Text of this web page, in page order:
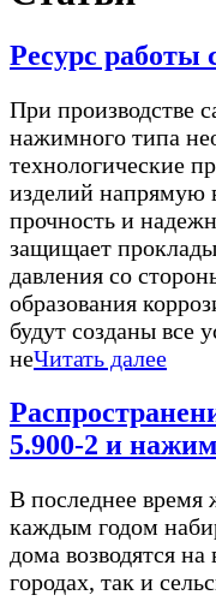
Ресурс работы
При производстве
нажимного типа
технологические
изделий напрямую
прочность и
защищает
давления со
образования
будут созданы все
неЧитать далее
5.900-2 и
В последнее время
каждым годом
дома возводятся
городах, так и